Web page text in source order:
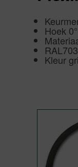
Hoek
Kleur